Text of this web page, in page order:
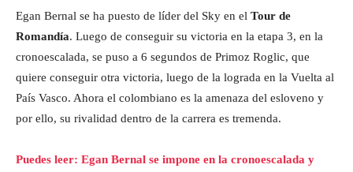
Egan Bernal se ha puesto de líder del Sky en el Tour de
Romandía. Luego de conseguir su victoria en la etapa 3, en la
cronoescalada, se puso a 6 segundos de Primoz Roglic, que
quiere conseguir otra victoria, luego de la lograda en la Vuelta al
País Vasco. Ahora el colombiano es la amenaza del esloveno y
por ello, su rivalidad dentro de la carrera es tremenda.
Puedes leer: Egan Bernal se impone en la cronoescalada y